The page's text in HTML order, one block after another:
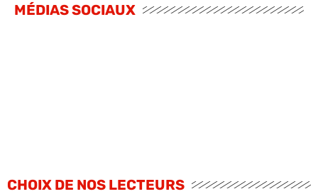
MÉDIAS SOCIAUX
CHOIX DE NOS LECTEURS